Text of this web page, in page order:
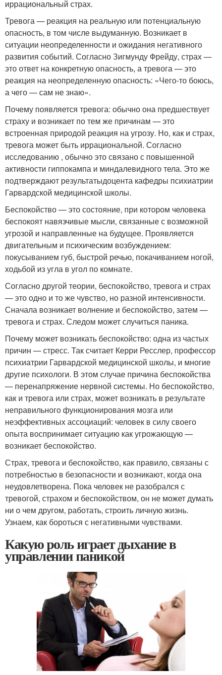
иррациональный страх.
Тревога — реакция на реальную или потенциальную
опасность, в том числе выдуманную. Возникает в
ситуации неопределенности и ожидания негативного
развития событий. Согласно Зигмунду Фрейду, страх —
это ответ на конкретную опасность, а тревога — это
реакция на неопределенную опасность: «Чего-то боюсь,
а чего — сам не знаю».
Почему появляется тревога: обычно она предшествует
страху и возникает по тем же причинам — это
встроенная природой реакция на угрозу. Но, как и страх,
тревога может быть иррациональной. Согласно
исследованию , обычно это связано с повышенной
активности гиппокампа и миндалевидного тела. Это же
подтверждают результатыдоцента кафедры психиатрии
Гарвардской медицинской школы.
Беспокойство — это состояние, при котором человека
беспокоят навязчивые мысли, связанные с возможной
угрозой и направленные на будущее. Проявляется
двигательным и психическим возбуждением:
покусыванием губ, быстрой речью, покачиванием ногой,
ходьбой из угла в угол по комнате.
Согласно другой теории, беспокойство, тревога и страх
— это одно и то же чувство, но разной интенсивности.
Сначала возникает волнение и беспокойство, затем —
тревога и страх. Следом может случиться паника.
Почему может возникать беспокойство: одна из частых
причин — стресс. Так считает Керри Ресслер, профессор
психиатрии Гарвардской медицинской школы, и многие
другие психологи. В этом случае причина беспокойства
— перенапряжение нервной системы. Но беспокойство,
как и тревога или страх, может возникать в результате
неправильного функционирования мозга или
неэффективных ассоциаций: человек в силу своего
опыта воспринимает ситуацию как угрожающую —
возникает беспокойство.
Страх, тревога и беспокойство, как правило, связаны с
потребностью в безопасности и возникают, когда она
неудовлетворена. Пока человек не разобрался с
тревогой, страхом и беспокойством, он не может думать
ни о чем другом, работать, строить личную жизнь.
Узнаем, как бороться с негативными чувствами.
Какую роль играет дыхание в
управлении паникой